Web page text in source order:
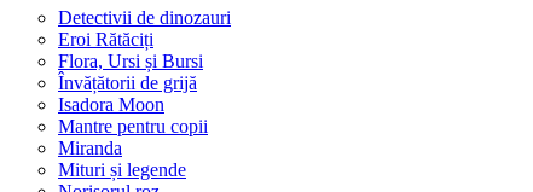
Detectivii de dinozauri
Eroi Rătăciți
Flora, Ursi și Bursi
Învățătorii de grijă
Isadora Moon
Mantre pentru copii
Miranda
Mituri și legende